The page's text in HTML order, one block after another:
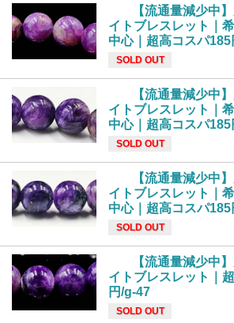
【流通量減少中
イトブレスレット｜
中心｜超高コスパ
SOLD OUT
【流通量減少中
イトブレスレット｜
中心｜超高コスパ
SOLD OUT
【流通量減少中
イトブレスレット｜
中心｜超高コスパ
SOLD OUT
【流通量減少中
イトブレスレット｜
円/g-47
SOLD OUT